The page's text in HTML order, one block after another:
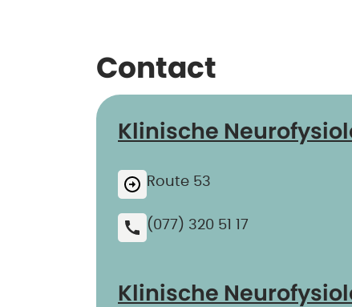
Contact
Klinische
Route 53
(077) 320 51 17
Klinische